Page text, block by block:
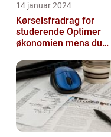
14 januar 2024
Kørselsfradrag for
studerende Optimer
økonomien mens du